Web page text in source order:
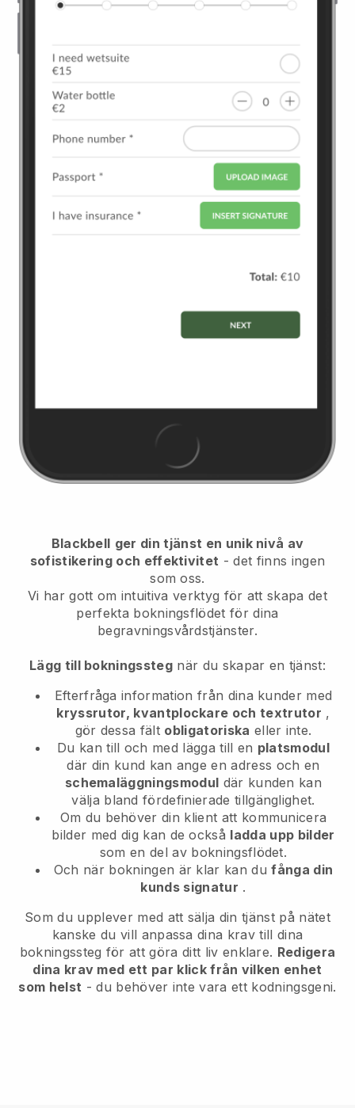
Blackbell ger din tjänst en unik nivå av
sofistikering och effektivitet - det finns ingen
som oss.
Vi har gott om intuitiva verktyg för att skapa det
perfekta bokningsflödet för dina
begravningsvårdstjänster.
Lägg till bokningssteg när du skapar en tjänst:
Efterfråga information från dina kunder med
kryssrutor, kvantplockare och textrutor ,
gör dessa fält obligatoriska eller inte.
Du kan till och med lägga till en platsmodul
där din kund kan ange en adress och en
schemaläggningsmodul där kunden kan
välja bland fördefinierade tillgänglighet.
Om du behöver din klient att kommunicera
bilder med dig kan de också ladda upp bilder
som en del av bokningsflödet.
Och när bokningen är klar kan dufånga din
kunds signatur .
Som du upplever med att sälja din tjänst på nätet
kanske du vill anpassa dina krav till dina
bokningssteg för att göra ditt liv enklare. Redigera
dina krav med ett par klick från vilken enhet
som helst - du behöver inte vara ett kodningsgeni.